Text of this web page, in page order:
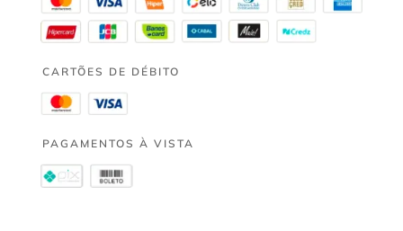
CARTÕES DE DÉBITO
PAGAMENTOS À VISTA